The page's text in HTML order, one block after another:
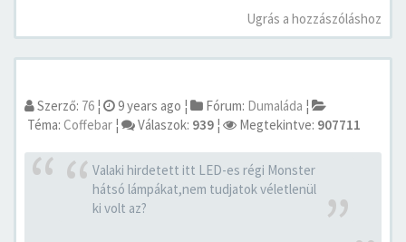
Ugrás a hozzászóláshoz
Szerző: 76 ¦ 9 years ago ¦ Fórum: Dumaláda ¦
Téma: Coffebar ¦ Válaszok: 939 ¦ Megtekintve: 907711
Valaki hirdetett itt LED-es régi Monster
hátsó lámpákat,nem tudjatok véletlenül
ki volt az?